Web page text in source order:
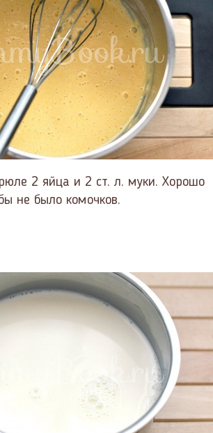
2 яйца и 2 ст. л. муки. Хорошо
не было комочков.